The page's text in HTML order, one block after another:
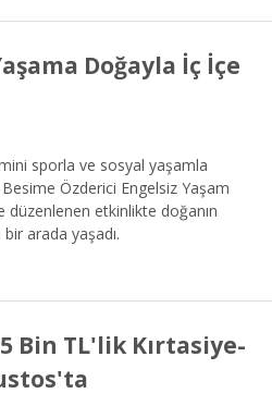
Doğayla İç İçe
sporla ve sosyal yaşamla
Özderici Engelsiz Yaşam
düzenlenen etkinlikte doğanın
arada yaşadı.
Bin TL'lik Kırtasiye-